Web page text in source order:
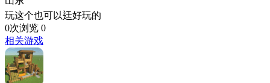
玩这个也可以𨑳好玩的
0次浏览 0
相关游戏